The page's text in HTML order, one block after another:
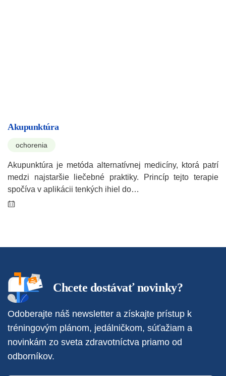
Akupunktúra
ochorenia
Akupunktúra je metóda alternatívnej medicíny, ktorá patrí
medzi najstaršie liečebné praktiky. Princíp tejto terapie
spočíva v aplikácii tenkých ihiel do…
Chcete dostávať novinky?
Odoberajte náš newsletter a získajte prístup k
tréningovým plánom, jedálničkom, súťažiam a
novinkám zo sveta zdravotníctva priamo od
odborníkov.